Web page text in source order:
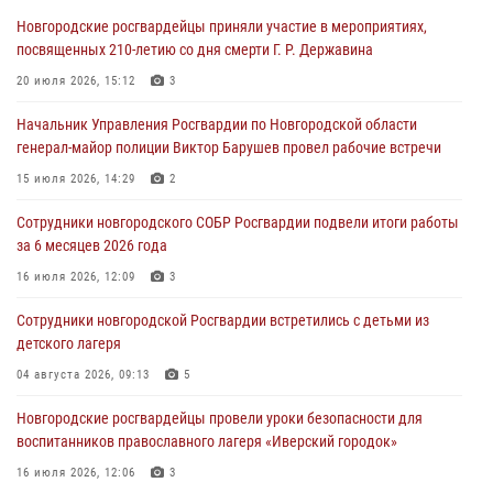
04 августа 2026, 09:13 5
Новгородские росгвардейцы за неделю осуществили 203 выезда на
04 августа 2026, 09:12 1
Радиоэфир программы "Новости дня" на радио "Радио53" от 30
центре подготовки личного состава Росгвардии.
30 июля 2026, 16:00 1
разрешительной работы Росгвардии провели телефонную «горячую
линию»
30 июля 2026, 14:36 1
Новгородские росгвардейцы рассказали о службе детям из летнего
лагеря «Волынь»
30 июля 2026, 08:40 5
Новгородские росгвардейцы приняли участие в мероприятиях,
посвященных 210-летию со дня смерти Г. Р. Державина
20 июля 2026, 15:12 3
Начальник Управления Росгвардии по Новгородской области
генерал-майор полиции Виктор Барушев провел рабочие встречи
15 июля 2026, 14:29 2
Сотрудники новгородского СОБР Росгвардии подвели итоги работы
за 6 месяцев 2026 года
16 июля 2026, 12:09 3
Сотрудники новгородской Росгвардии встретились с детьми из
детского лагеря
04 августа 2026, 09:13 5
Новгородские росгвардейцы провели уроки безопасности для
воспитанников православного лагеря «Иверский городок»
16 июля 2026, 12:06 3